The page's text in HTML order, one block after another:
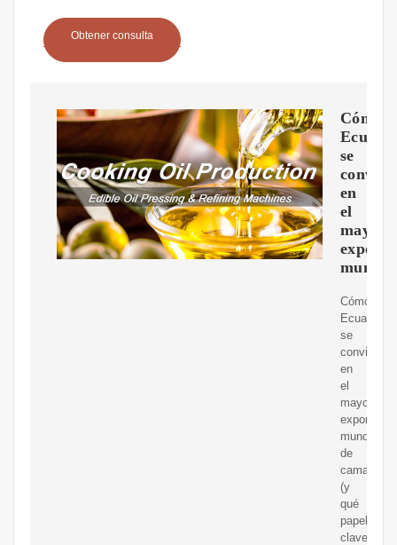
Obtener consulta
Cómo
se
en
el
mayor
Cómo
Ecuador
se
convirtió
en
el
mayor
exportador
mundial
de
camarones
(y
qué
papel
clave